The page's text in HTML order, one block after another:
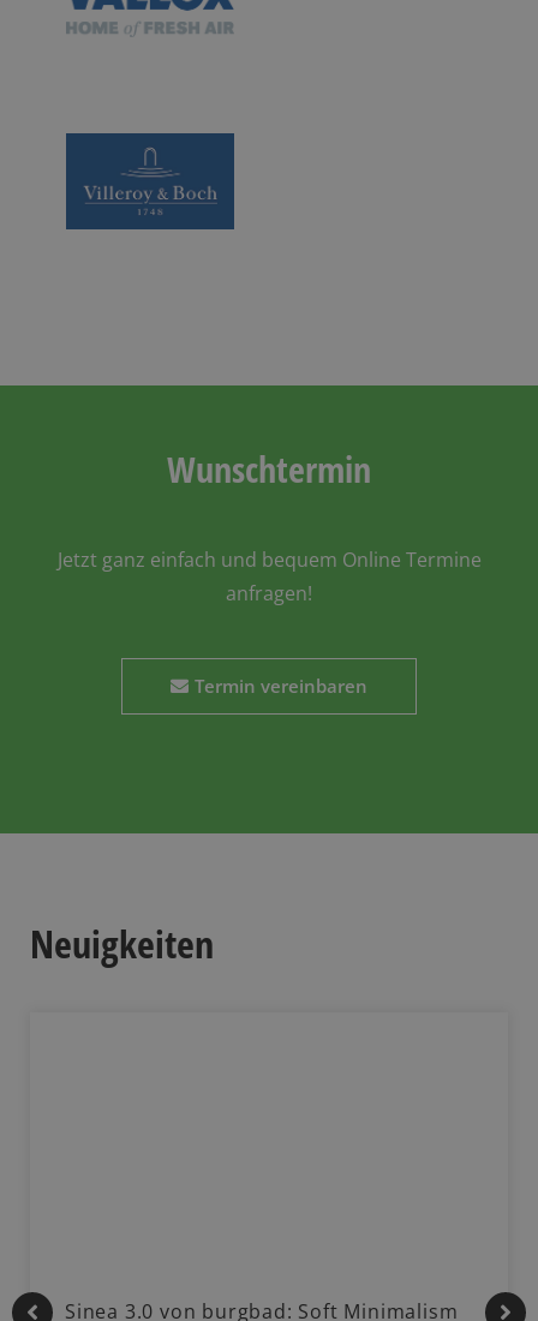
Wunschtermin
Jetzt ganz einfach und bequem Online Termine
anfragen!
Termin vereinbaren
Neuigkeiten
Sinea 3.0 von burgbad: Soft Minimalism